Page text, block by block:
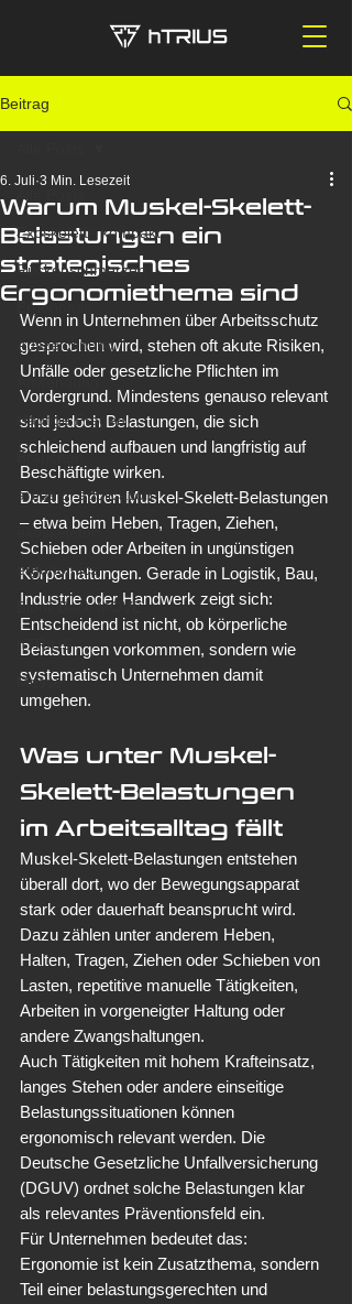
Beitrag
Exoskelette kompakt
Rückenschmerzen
Ergonomie
Auszeichnung
Anwendung
Häufige Fragen
Branchen
areas of application
exoskeleton
ergonomics
BionicBack MOVE
hTRIUS
Messe
Warum Muskel-Skelett-
Belastungen ein
strategisches
Ergonomiethema sind
6. Juli 3 Min. Lesezeit
Wenn in Unternehmen über Arbeitsschutz
gesprochen wird, stehen oft akute Risiken,
Unfälle oder gesetzliche Pflichten im
Vordergrund. Mindestens genauso relevant
sind jedoch Belastungen, die sich
schleichend aufbauen und langfristig auf
Beschäftigte wirken.
Dazu gehören Muskel-Skelett-Belastungen
– etwa beim Heben, Tragen, Ziehen,
Schieben oder Arbeiten in ungünstigen
Körperhaltungen. Gerade in Logistik, Bau,
Industrie oder Handwerk zeigt sich:
Entscheidend ist nicht, ob körperliche
Belastungen vorkommen, sondern wie
systematisch Unternehmen damit
umgehen.
Was unter Muskel-
Skelett-Belastungen
im Arbeitsalltag fällt
Muskel-Skelett-Belastungen entstehen
überall dort, wo der Bewegungsapparat
stark oder dauerhaft beansprucht wird.
Dazu zählen unter anderem Heben,
Halten, Tragen, Ziehen oder Schieben von
Lasten, repetitive manuelle Tätigkeiten,
Arbeiten in vorgeneigter Haltung oder
andere Zwangshaltungen.
Auch Tätigkeiten mit hohem Krafteinsatz,
langes Stehen oder andere einseitige
Belastungssituationen können
ergonomisch relevant werden. Die
Deutsche Gesetzliche Unfallversicherung
(DGUV) ordnet solche Belastungen klar
als relevantes Präventionsfeld ein.
Für Unternehmen bedeutet das:
Ergonomie ist kein Zusatzthema, sondern
Teil einer belastungsgerechten und